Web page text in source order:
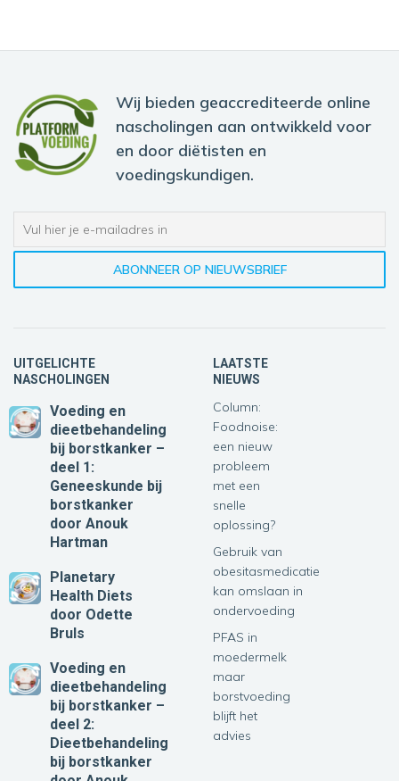
Wij bieden geaccrediteerde online
nascholingen aan ontwikkeld voor
en door diëtisten en
voedingskundigen.
UITGELICHTE
NASCHOLINGEN
Voeding en
dieetbehandeling
bij borstkanker –
deel 1:
Geneeskunde bij
borstkanker
door Anouk
Hartman
Planetary
Health Diets
door Odette
Bruls
Voeding en
dieetbehandeling
bij borstkanker –
deel 2:
Dieetbehandeling
bij borstkanker
LAATSTE
NIEUWS
Column:
Foodnoise:
een nieuw
probleem
met een
snelle
oplossing?
Gebruik van
obesitasmedicatie
kan omslaan in
ondervoeding
PFAS in
moedermelk
maar
borstvoeding
blijft het
advies